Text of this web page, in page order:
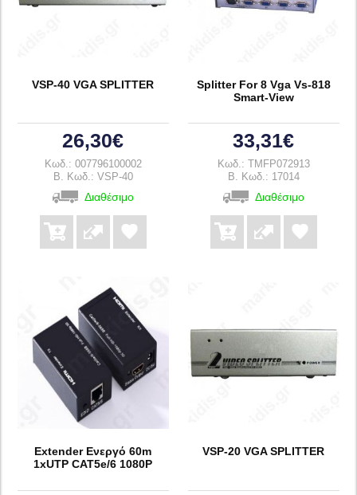
VSP-40 VGA SPLITTER
26,30€
Κωδ.: 007796100002
B. Κωδ.: VSP-40
Διαθέσιμο
Splitter For 8 Vga Vs-818
Smart-View
33,31€
Κωδ.: TMFP072913
B. Κωδ.: 17014
Διαθέσιμο
Extender Ενεργό 60m
1xUTP CAT5e/6 1080P
VSP-20 VGA SPLITTER